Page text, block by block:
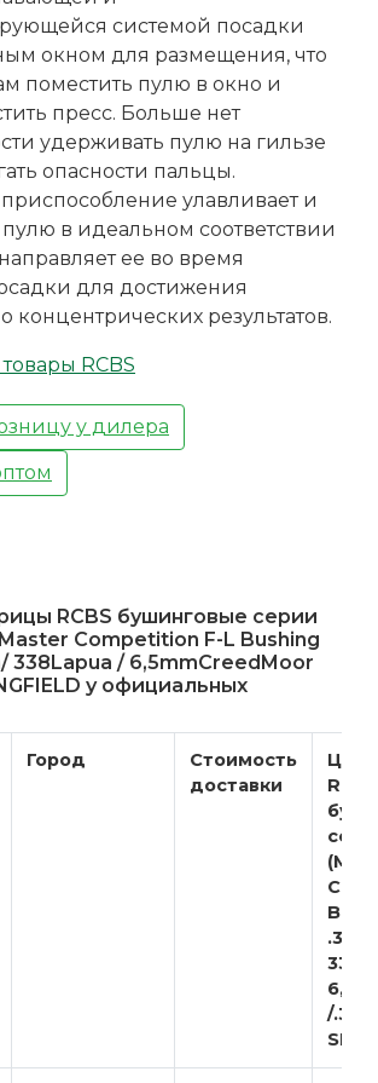
системой посадки
окном для размещения, что
поместить пулю в окно и
пресс. Больше нет
удерживать пулю на гильзе
опасности пальцы.
улавливает и
в идеальном соответствии
ее во время
для достижения
концентрических результатов.
RCBS
у дилера
RCBS бушинговые серии
Competition F-L Bushing
338Lapua / 6,5mmCreedMoor
у официальных
Город
Стоимость
доставки
RCBS
/.30-